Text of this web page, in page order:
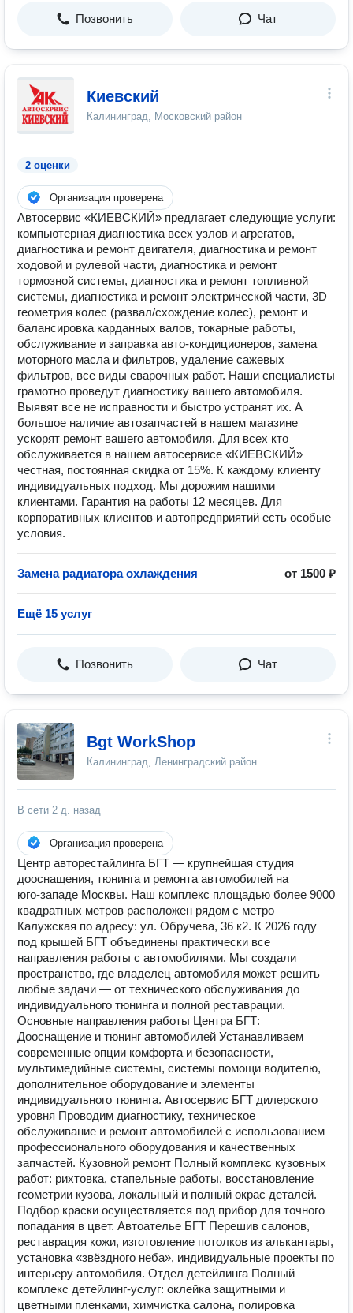
Позвонить Чат
Киевский
Калининград, Московский район
2 оценки
Организация проверена
Автосервис «КИЕВСКИЙ» предлагает следующие услуги:
компьютерная диагностика всех узлов и агрегатов,
диагностика и ремонт двигателя, диагностика и ремонт
ходовой и рулевой части, диагностика и ремонт
тормозной системы, диагностика и ремонт топливной
системы, диагностика и ремонт электрической части, 3D
геометрия колес (развал/схождение колес), ремонт и
балансировка карданных валов, токарные работы,
обслуживание и заправка авто-кондиционеров, замена
моторного масла и фильтров, удаление сажевых
фильтров, все виды сварочных работ. Наши специалисты
грамотно проведут диагностику вашего автомобиля.
Выявят все не исправности и быстро устранят их. А
большое наличие автозапчастей в нашем магазине
ускорят ремонт вашего автомобиля. Для всех кто
обслуживается в нашем автосервисе «КИЕВСКИЙ»
честная, постоянная скидка от 15%. К каждому клиенту
индивидуальных подход. Мы дорожим нашими
клиентами. Гарантия на работы 12 месяцев. Для
корпоративных клиентов и автопредприятий есть особые
условия.
Замена радиатора охлаждения от 1500 ₽
Ещё 15 услуг
Позвонить Чат
Bgt WorkShop
Калининград, Ленинградский район
В сети 2 д. назад
Организация проверена
Центр авторестайлинга БГТ — крупнейшая студия
дооснащения, тюнинга и ремонта автомобилей на
юго‑западе Москвы. Наш комплекс площадью более 9000
квадратных метров расположен рядом с метро
Калужская по адресу: ул. Обручева, 36 к2. К 2026 году
под крышей БГТ объединены практически все
направления работы с автомобилями. Мы создали
пространство, где владелец автомобиля может решить
любые задачи — от технического обслуживания до
индивидуального тюнинга и полной реставрации.
Основные направления работы Центра БГТ:
Дооснащение и тюнинг автомобилей Устанавливаем
современные опции комфорта и безопасности,
мультимедийные системы, системы помощи водителю,
дополнительное оборудование и элементы
индивидуального тюнинга. Автосервис БГТ дилерского
уровня Проводим диагностику, техническое
обслуживание и ремонт автомобилей с использованием
профессионального оборудования и качественных
запчастей. Кузовной ремонт Полный комплекс кузовных
работ: рихтовка, стапельные работы, восстановление
геометрии кузова, локальный и полный окрас деталей.
Подбор краски осуществляется под прибор для точного
попадания в цвет. Автоателье БГТ Перешив салонов,
реставрация кожи, изготовление потолков из алькантары,
установка «звёздного неба», индивидуальные проекты по
интерьеру автомобиля. Отдел детейлинга Полный
комплекс детейлинг‑услуг: оклейка защитными и
цветными пленками, химчистка салона, полировка